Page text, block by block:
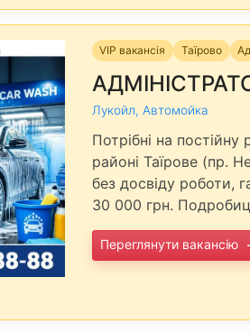
VIP вакансія Таїрово
Лукойл, Автомойка
Потрібні на
районі Таїрове (пр.
без досвіду роботи,
30 000 грн.
Переглянути вакансію